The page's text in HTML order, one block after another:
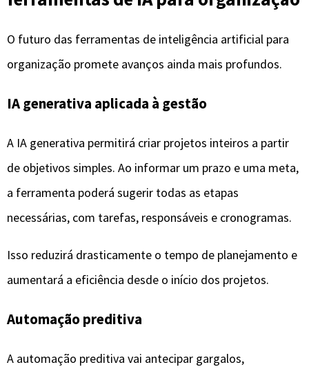
necessárias, com tarefas, responsáveis e cronogramas.
Isso reduzirá drasticamente o tempo de planejamento e
aumentará a eficiência desde o início dos projetos.
Automação preditiva
A automação preditiva vai antecipar gargalos,
sobrecarga de trabalho e riscos antes que eles
aconteçam. Com base em dados históricos, a IA poderá
sugerir mudanças preventivas.
Essa abordagem tornará a gestão muito mais
estratégica e menos reativa.
Sustentabilidade e eficiência energética
Ferramentas de IA também começarão a considerar